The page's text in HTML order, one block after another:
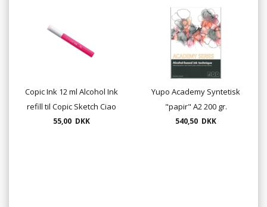
Copic Ink 12 ml Alcohol Ink
refill til Copic Sketch Ciao
og Classic
55,00 DKK
Yupo Academy Syntetisk
"papir" A2 200 gr.
540,50 DKK